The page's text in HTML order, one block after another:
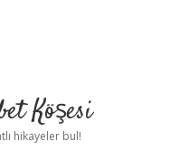
Köşesi
hikayeler bul!